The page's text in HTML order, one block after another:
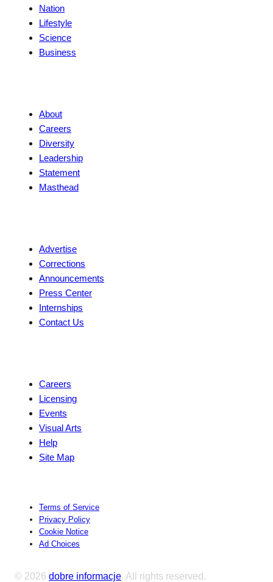
Nation
Lifestyle
Science
Business
About
Careers
Diversity
Leadership
Statement
Masthead
Advertise
Corrections
Announcements
Press Center
Internships
Contact Us
Careers
Licensing
Events
Visual Arts
Help
Site Map
Terms of Service
Privacy Policy
Cookie Notice
Ad Choices
© 2026 dobre informacje. All rights reserved.